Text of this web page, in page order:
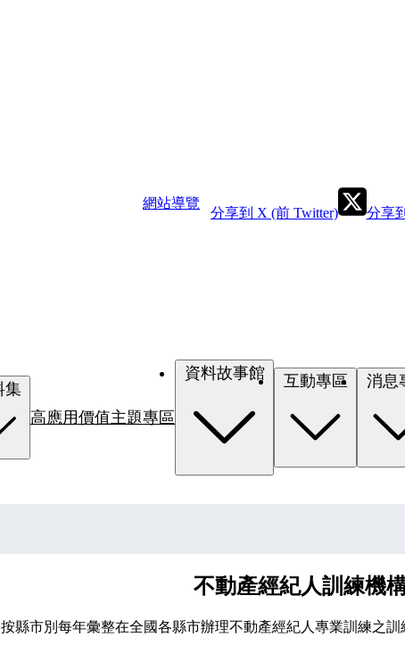
網站導覽
分享到 X (前 Twitter) 分享
資料集
高應用價值主題專區
資料故事館
不動產經紀人訓練機
按縣市別每年彙整在全國各縣市辦理不動產經紀人專業訓練之訓